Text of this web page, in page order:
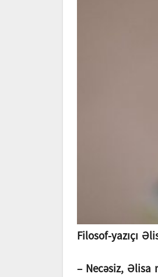
Filosof-yazıçı
– Necəsiz, Əlisa